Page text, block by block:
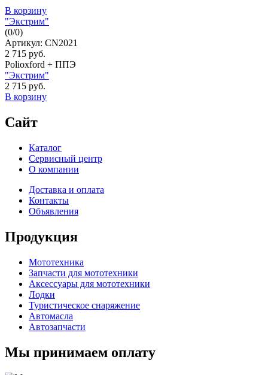
В корзину
"Экстрим"
(0/0)
Артикул: CN2021
2 715 руб.
Polioxford + ППЭ
"Экстрим"
2 715 руб.
В корзину
Сайт
Каталог
Сервисный центр
О компании
Доставка и оплата
Контакты
Объявления
Продукция
Мототехника
Запчасти для мототехники
Аксессуары для мототехники
Лодки
Туристическое снаряжение
Автомасла
Автозапчасти
Мы принимаем оплату